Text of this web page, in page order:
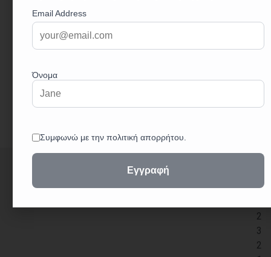
διανομέας
περιστρεφόμενο στόμιο
M24×1 ρυθμιστής ροής
υποδοχή: G1/2
στήριγμα για τηλέφωνο
3
2
3
2